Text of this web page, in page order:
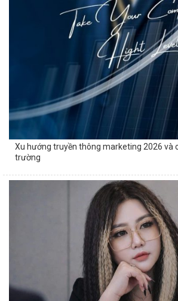
Xu hướng truyền thông marketing 2026 và
trường